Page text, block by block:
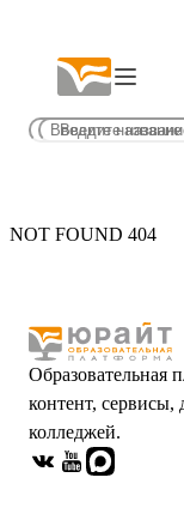
NOT FOUND 404
Образовательная
контент, сервисы,
колледжей.